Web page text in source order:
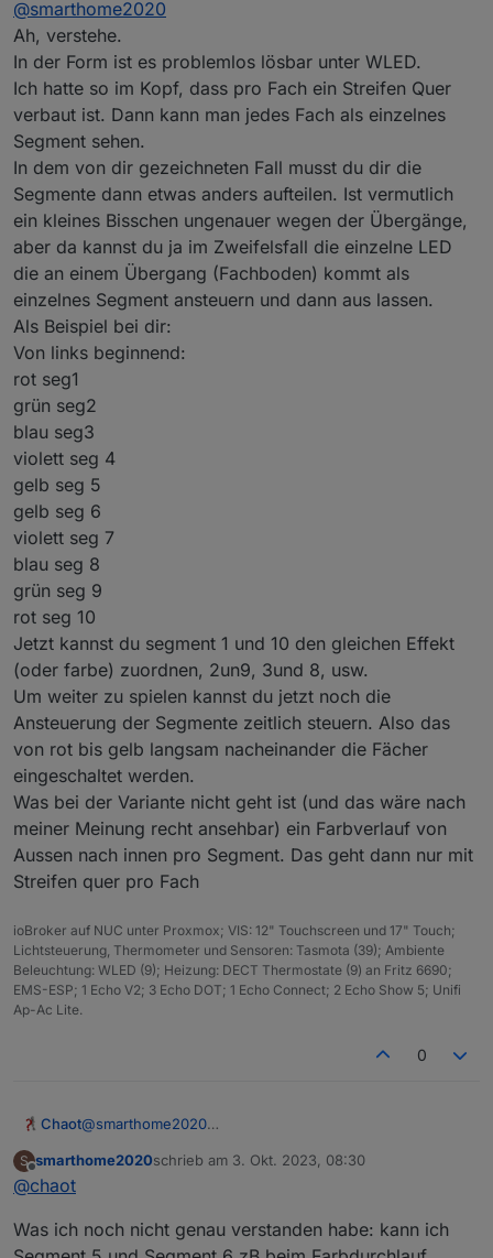
läuft der LED-Streifen halt von unten nach
einstellen, dass ich die einzelnen Ebenen des
Schranken in der gleichen Farbe leuchten
lassen kann? Will es nicht anbringen und
@smarthome2020
Ah, verstehe.
In der Form ist es problemlos lösbar unter WLED.
Ich hatte so im Kopf, dass pro Fach ein Streifen Quer
verbaut ist. Dann kann man jedes Fach als einzelnes
Segment sehen.
In dem von dir gezeichneten Fall musst du dir die
Segmente dann etwas anders aufteilen. Ist vermutlich
ein kleines Bisschen ungenauer wegen der Übergänge,
aber da kannst du ja im Zweifelsfall die einzelne LED
die an einem Übergang (Fachboden) kommt als
einzelnes Segment ansteuern und dann aus lassen.
Als Beispiel bei dir:
Von links beginnend:
rot seg1
grün seg2
blau seg3
violett seg 4
gelb seg 5
gelb seg 6
violett seg 7
blau seg 8
grün seg 9
rot seg 10
Jetzt kannst du segment 1 und 10 den gleichen Effekt
(oder farbe) zuordnen, 2un9, 3und 8, usw.
Um weiter zu spielen kannst du jetzt noch die
Ansteuerung der Segmente zeitlich steuern. Also das
von rot bis gelb langsam nacheinander die Fächer
eingeschaltet werden.
Was bei der Variante nicht geht ist (und das wäre nach
meiner Meinung recht ansehbar) ein Farbverlauf von
Aussen nach innen pro Segment. Das geht dann nur mit
Streifen quer pro Fach
ioBroker auf NUC unter Proxmox; VIS: 12" Touchscreen und 17" Touch;
Lichtsteuerung, Thermometer und Sensoren: Tasmota (39); Ambiente
Beleuchtung: WLED (9); Heizung: DECT Thermostate (9) an Fritz 6690;
EMS-ESP; 1 Echo V2; 3 Echo DOT; 1 Echo Connect; 2 Echo Show 5; Unifi
Ap-Ac Lite.
0
Chaot@smarthome2020
In der Form ist es problemlos lösbar unter WLED.
Segment sehen.
In dem von dir gezeichneten Fall musst du dir die
S
Offline
smarthome2020schrieb am 3. Okt. 2023, 08:30
zuletzt editiert von
@chaot
Was ich noch nicht genau verstanden habe: kann ich